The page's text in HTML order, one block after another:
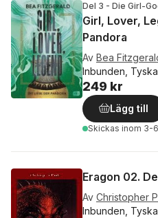
Del 3 - Die Girl-
Girl, Lover,
Pandora
Av Bea
Inbunden,
249 kr
Lägg till
Skickas inom 3-
Eragon 02.
Av Christopher
Inbunden,